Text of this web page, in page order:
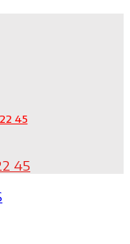
45
45